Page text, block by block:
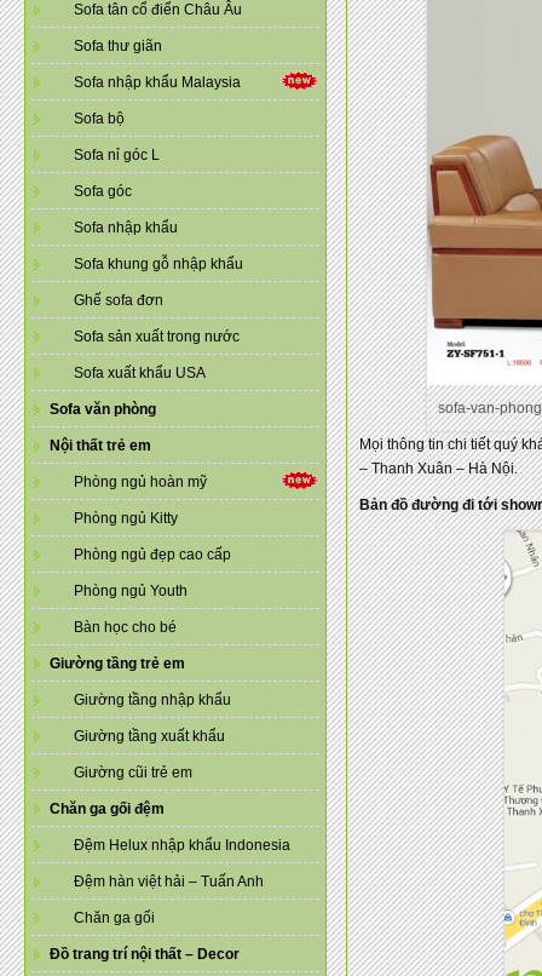
Sofa tân cổ điển Châu Âu
Sofa thư giãn
Sofa nhập khẩu Malaysia
Sofa bộ
Sofa nỉ góc L
Sofa góc
Sofa nhập khẩu
Sofa khung gỗ nhập khẩu
Ghế sofa đơn
Sofa sản xuất trong nước
Sofa xuất khẩu USA
Sofa văn phòng
Nội thất trẻ em
Phòng ngủ hoàn mỹ
Phòng ngủ Kitty
Phòng ngủ đẹp cao cấp
Phòng ngủ Youth
Bàn học cho bé
Giường tầng trẻ em
Giường tầng nhập khẩu
Giường tầng xuất khẩu
Giường cũi trẻ em
Chăn ga gối đệm
Đệm Helux nhập khẩu Indonesia
Đệm hàn việt hải – Tuấn Anh
Chăn ga gối
Đồ trang trí nội thất – Decor
sofa-van-
Mọi thông tin chi tiết quý
– Thanh Xuân – Hà Nội.
Bản đồ đường đi tới